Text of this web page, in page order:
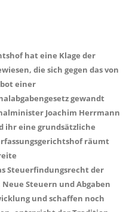
hat eine Klage der
die sich gegen das von
einer
gewandt
Joachim Herrmann
ihr eine grundsätzliche
räumt
Steuerfindungsrecht der
Steuern und Abgaben
und schaffen noch